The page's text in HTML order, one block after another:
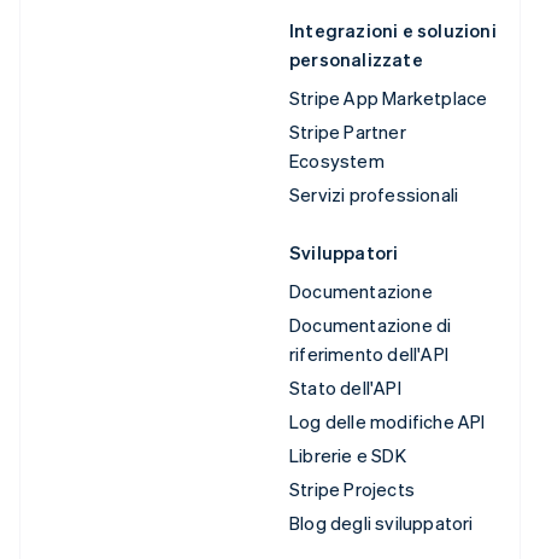
Integrazioni e soluzioni
personalizzate
Stripe App Marketplace
Stripe Partner
Ecosystem
Servizi professionali
Sviluppatori
Documentazione
Documentazione di
riferimento dell'API
Stato dell'API
Log delle modifiche API
Librerie e SDK
Stripe Projects
Blog degli sviluppatori